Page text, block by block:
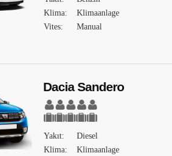
Klima:
Klimaanlage
Vites:
Manual
Dacia Sandero
Yakıt:
Diesel
Klima:
Klimaanlage